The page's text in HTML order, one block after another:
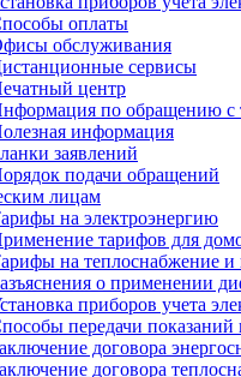
оплаты
обслуживания
сервисы
центр
по обращению с
информация
заявлений
подачи обращений
лицам
на электроэнергию
тарифов для
на теплоснабжение и
о применении
приборов учета
передачи показаний
договора
договора